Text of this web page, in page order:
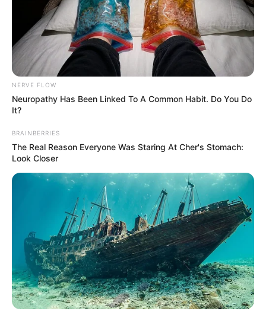
Angebote integriert. Wenn etwas darüber gebucht oder
gekauft wird, ist das eine Unterstützung, ohne dass sich
dadurch der Preis ändert.
NERVE FLOW
Neuropathy Has Been Linked To A Common Habit. Do You Do
It?
BRAINBERRIES
The Real Reason Everyone Was Staring At Cher's Stomach:
Look Closer